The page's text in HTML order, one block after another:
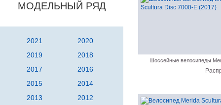
МОДЕЛЬНЫЙ РЯД
2021
2020
2019
2018
2017
2016
2015
2014
2013
2012
Шоссейные велосипеды